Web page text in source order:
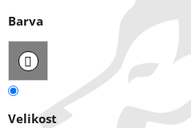
Barva
Velikost